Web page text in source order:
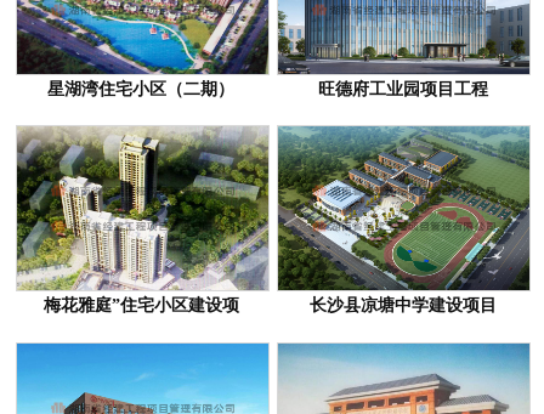
星湖湾住宅小区（二期） 旺德府工业园项目工程
梅花雅庭”住宅小区建设项 长沙县凉塘中学建设项目